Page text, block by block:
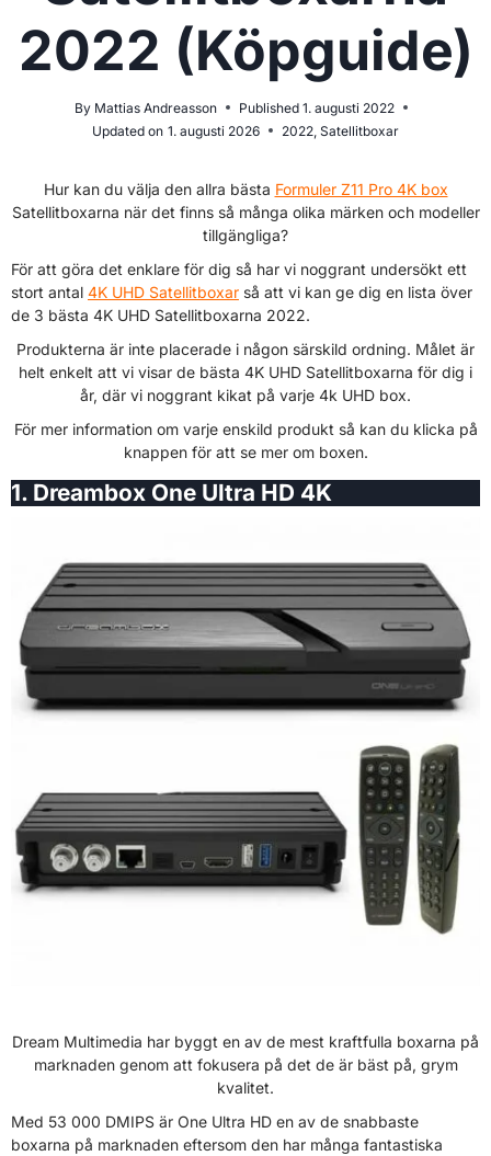
2022 (Köpguide)
By Mattias Andreasson Published 1. augusti 2022
Updated on 1. augusti 2026 2022, Satellitboxar
Hur kan du välja den allra bästa Formuler Z11 Pro 4K box
Satellitboxarna när det finns så många olika märken och modeller
tillgängliga?
För att göra det enklare för dig så har vi noggrant undersökt ett
stort antal 4K UHD Satellitboxar så att vi kan ge dig en lista över
de 3 bästa 4K UHD Satellitboxarna 2022.
Produkterna är inte placerade i någon särskild ordning. Målet är
helt enkelt att vi visar de bästa 4K UHD Satellitboxarna för dig i
år, där vi noggrant kikat på varje 4k UHD box.
För mer information om varje enskild produkt så kan du klicka på
knappen för att se mer om boxen.
1. Dreambox One Ultra HD 4K
Dream Multimedia har byggt en av de mest kraftfulla boxarna på
marknaden genom att fokusera på det de är bäst på, grym
kvalitet.
Med 53 000 DMIPS är One Ultra HD en av de snabbaste
boxarna på marknaden eftersom den har många fantastiska